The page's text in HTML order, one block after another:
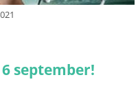
september!